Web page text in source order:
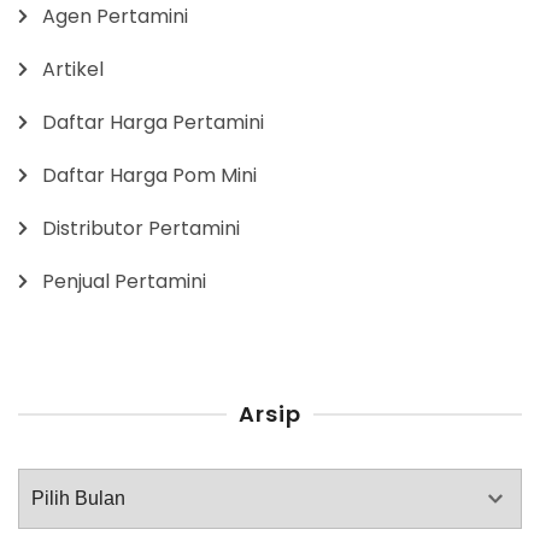
Agen Pertamini
Artikel
Daftar Harga Pertamini
Daftar Harga Pom Mini
Distributor Pertamini
Penjual Pertamini
Arsip
Arsip